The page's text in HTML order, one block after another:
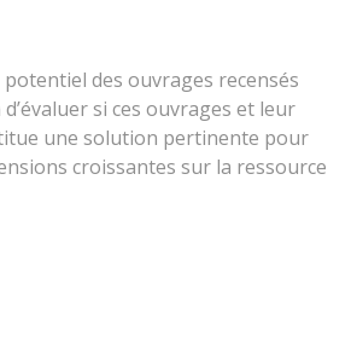
des ouvrages recensés
si ces ouvrages et leur
une solution pertinente pour
croissantes sur la ressource